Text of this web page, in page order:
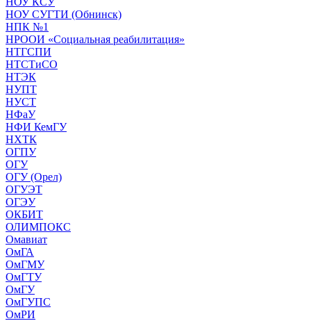
НОУ СУГТИ (Обнинск)
НПК №1
НРООИ «Социальная реабилитация»
НТГСПИ
НТСТиСО
НТЭК
НУПТ
НУСТ
НФаУ
НФИ КемГУ
НХТК
ОГПУ
ОГУ
ОГУ (Орел)
ОГУЭТ
ОГЭУ
ОКБИТ
ОЛИМПОКС
Омавиат
ОмГА
ОмГМУ
ОмГТУ
ОмГУ
ОмГУПС
ОмРИ